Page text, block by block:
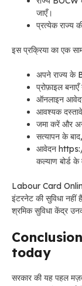
जाएँ।
प्रत्येक राज्य
इस प्रक्रिया का एक
अपने राज्य के
प्रोफ़ाइल
ऑनलाइन
आवश्यक
जमा करें और
सत्यापन के
आवेदन
कल्याण बोर्ड के
Labour Card
इंटरनेट की सुविधा
श्रमिक सुविधा केंद्र
today
सरकार की यह पहल